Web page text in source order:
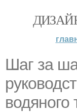
Шаг за
водяного